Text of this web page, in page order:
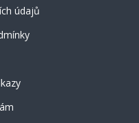
údajů